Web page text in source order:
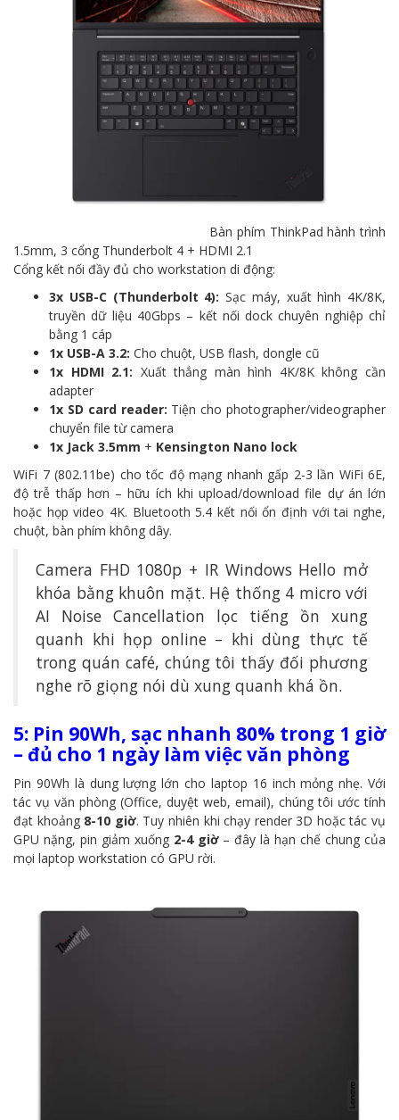
Bàn phím ThinkPad hành trình
1.5mm, 3 cổng Thunderbolt 4 + HDMI 2.1
Cổng kết nối đầy đủ cho workstation di động:
3x USB-C (Thunderbolt 4): Sạc máy, xuất hình 4K/8K,
truyền dữ liệu 40Gbps – kết nối dock chuyên nghiệp chỉ
bằng 1 cáp
1x USB-A 3.2: Cho chuột, USB flash, dongle cũ
1x HDMI 2.1: Xuất thẳng màn hình 4K/8K không cần
adapter
1x SD card reader: Tiện cho photographer/videographer
chuyển file từ camera
1x Jack 3.5mm + Kensington Nano lock
WiFi 7 (802.11be) cho tốc độ mạng nhanh gấp 2-3 lần WiFi 6E,
độ trễ thấp hơn – hữu ích khi upload/download file dự án lớn
hoặc họp video 4K. Bluetooth 5.4 kết nối ổn định với tai nghe,
chuột, bàn phím không dây.
Camera FHD 1080p + IR Windows Hello mở
khóa bằng khuôn mặt. Hệ thống 4 micro với
AI Noise Cancellation lọc tiếng ồn xung
quanh khi họp online – khi dùng thực tế
trong quán café, chúng tôi thấy đối phương
nghe rõ giọng nói dù xung quanh khá ồn.
5: Pin 90Wh, sạc nhanh 80% trong 1 giờ
– đủ cho 1 ngày làm việc văn phòng
Pin 90Wh là dung lượng lớn cho laptop 16 inch mỏng nhẹ. Với
tác vụ văn phòng (Office, duyệt web, email), chúng tôi ước tính
đạt khoảng 8-10 giờ. Tuy nhiên khi chạy render 3D hoặc tác vụ
GPU nặng, pin giảm xuống 2-4 giờ– đây là hạn chế chung của
mọi laptop workstation có GPU rời.